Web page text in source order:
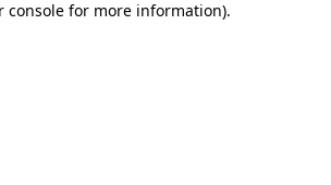
console for more information).